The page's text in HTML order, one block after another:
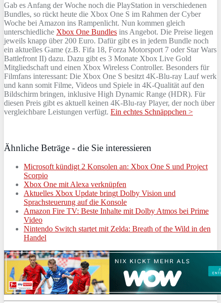
Gab es Anfang der Woche noch die PlayStation in verschiedenen
Bundles, so rückt heute die Xbox One S im Rahmen der Cyber
Woche bei Amazon ins Rampenlicht. Nun kommen gleich
unterschiedliche Xbox One Bundles ins Angebot. Die Preise liegen
jeweils knapp über 200 Euro. Dafür gibt es in jedem Bundle noch
ein aktuelles Game (z.B. Fifa 18, Forza Motorsport 7 oder Star Wars
Battlefront II) dazu. Dazu gibt es 3 Monate Xbox Live Gold
Mitgliedschaft und einen Xbox Wireless Controller. Besonders für
Filmfans interessant: Die Xbox One S besitzt 4K-Blu-ray Lauf werk
und kann somit Filme, Videos und Spiele in 4K-Qualität auf den
Bildschirm bringen, inklusive High Dynamic Range (HDR). Für
diesen Preis gibt es aktuell keinen 4K-Blu-ray Player, der noch über
vergleichbare Leistungen verfügt. Ein echtes Schnäppchen >
Ähnliche Beträge - die Sie interessieren
Microsoft kündigt 2 Konsolen an: Xbox One S und Project
Scorpio
Xbox One mit Alexa verknüpfen
Aktuelles Xbox Update bringt Dolby Vision und
Sprachsteuerung auf die Konsole
Amazon Fire TV: Beste Inhalte mit Dolby Atmos bei Prime
Video
Nintendo Switch startet mit Zelda: Breath of the Wild in den
Handel